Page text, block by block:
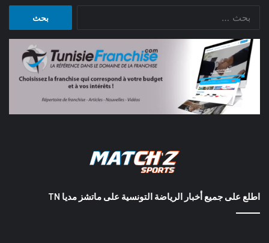
اطلع على جميع أخبار الرياضة التونسية على ماتشز مديا TN